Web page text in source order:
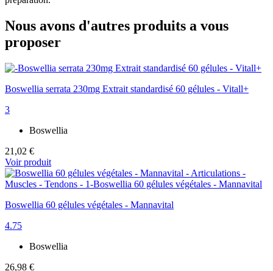
Nous avons d'autres produits a vous
proposer
Boswellia serrata 230mg Extrait standardisé 60 gélules - Vitall+
3
Boswellia
21,02 €
Voir produit
Boswellia 60 gélules végétales - Mannavital
4.75
Boswellia
26,98 €